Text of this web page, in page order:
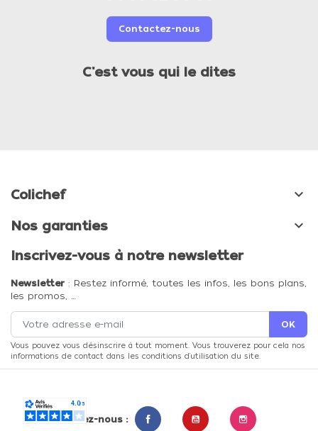
Contactez-nous
C'est vous qui le dites
Colichef 
Nos garanties 
Inscrivez-vous à notre newsletter
Newsletter : Restez informé, toutes les infos, les bons plans,
les promos, …
Vous pouvez vous désinscrire à tout moment. Vous trouverez pour cela nos
informations de contact dans les conditions d'utilisation du site.
Suivez-nous :